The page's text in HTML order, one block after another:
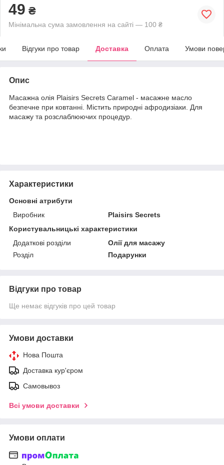
49 ₴
Мінімальна сума замовлення на сайті — 100 ₴
Відгуки про товар Доставка Оплата Умови
Опис
Масажна олія Plaisirs Secrets Caramel - масажне масло
безпечне при ковтанні. Містить природні афродизіаки. Для
масажу та розслаблюючих процедур.
Характеристики
Основні атрибути
Виробник
Plaisirs Secrets
Користувальницькі характеристики
Додаткові розділи
Олії для масажу
Розділ
Подарунки
Відгуки про товар
Ще немає відгуків про цей товар
Умови доставки
Нова Пошта
Доставка кур'єром
Самовывоз
Всі умови доставки
Умови оплати